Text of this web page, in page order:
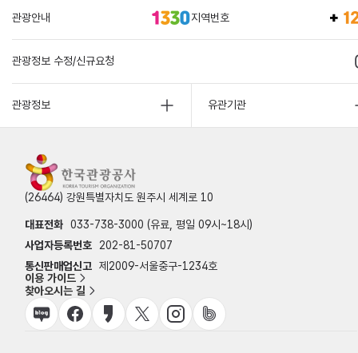
관광안내 지역번호
관광정보 수정/신규요청
관광정보 유관기관
(26464) 강원특별자치도 원주시 세계로 10
대표전화 033-738-3000 (유료, 평일 09시~18시)
사업자등록번호
202-81-50707
통신판매업신고 제2009-서울중구-1234호
이용 가이드
찾아오시는 길